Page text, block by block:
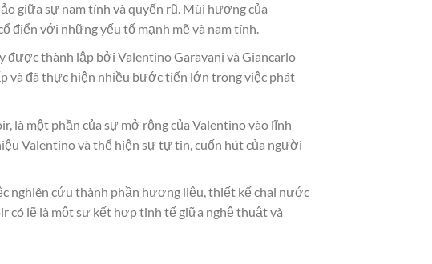
giữa sự nam tính và quyến rũ. Mùi hương của
điển với những yếu tố mạnh mẽ và nam tính.
thành lập bởi Valentino Garavani và Giancarlo
và đã thực hiện nhiều bước tiến lớn trong việc phát
là một phần của sự mở rộng của Valentino vào lĩnh
Valentino và thể hiện sự tự tin, cuốn hút của người
nghiên cứu thành phần hương liệu, thiết kế chai nước
có lẽ là một sự kết hợp tinh tế giữa nghệ thuật và